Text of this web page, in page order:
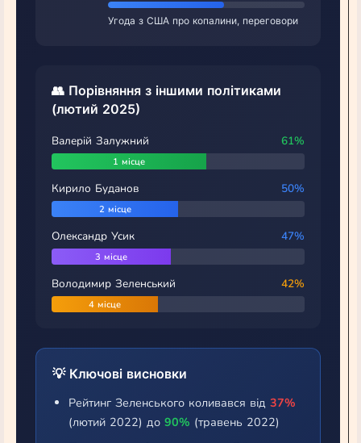
Угода з США про копалини, переговори
👥 Порівняння з іншими політиками
(лютий 2025)
Валерій Залужний 61%
1 місце
Кирило Буданов 50%
2 місце
Олександр Усик 47%
3 місце
Володимир Зеленський 42%
4 місце
💡 Ключові висновки
Рейтинг Зеленського коливався від 37%
(лютий 2022) до 90% (травень 2022)